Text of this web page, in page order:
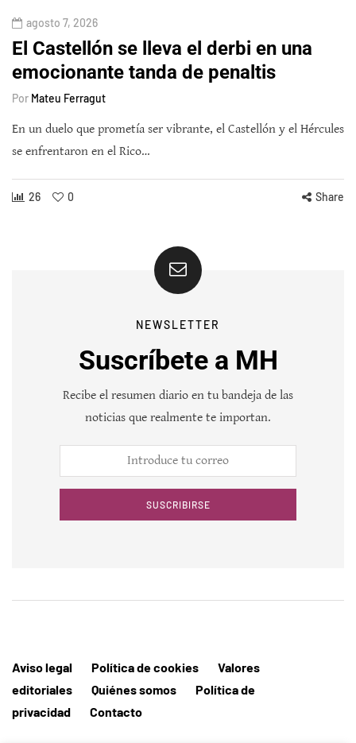
agosto 7, 2026
El Castellón se lleva el derbi en una
emocionante tanda de penaltis
Por Mateu Ferragut
En un duelo que prometía ser vibrante, el Castellón y el Hércules
se enfrentaron en el Rico…
26 0 Share
NEWSLETTER
Suscríbete a MH
Recibe el resumen diario en tu bandeja de las
noticias que realmente te importan.
SUSCRIBIRSE
Aviso legal Política de cookies
Valores
editoriales
Quiénes somos
Política de
privacidad
Contacto